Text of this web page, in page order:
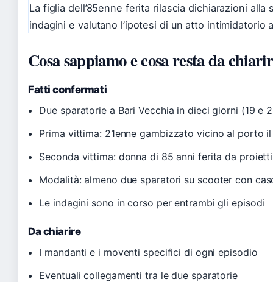
La figlia dell’85enne ferita rilascia dichiarazioni
indagini e valutano l’ipotesi di un atto intimidatorio
Cosa sappiamo e cosa resta da
Fatti confermati
Due sparatorie a Bari Vecchia in dieci giorni (19 e
Prima vittima: 21enne gambizzato vicino al porto
Seconda vittima: donna di 85 anni ferita da
Modalità: almeno due sparatori su scooter con
Le indagini sono in corso per entrambi gli episodi
Da chiarire
I mandanti e i moventi specifici di ogni episodio
Eventuali collegamenti tra le due sparatorie